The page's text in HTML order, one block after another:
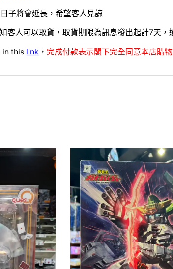
子將會延長，希望客人見諒
客人可以取貨，取貨期限為訊息發出起計7天，
in this link ， 完成付款表示閣下完全同意本店購